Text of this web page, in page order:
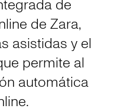
de
de Zara,
asistidas y el
permite al
automática